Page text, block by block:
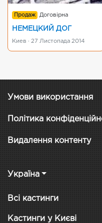
Продаж Договірна
НЕМЕЦКИЙ ДОГ
Киев · 27 Листопада 2014
Умови використання
Політика
Видалення контенту
Україна
Всі кастинги
Кастинги у Києві